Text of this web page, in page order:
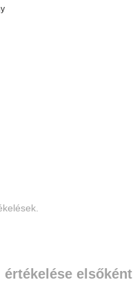
értékelése elsőként